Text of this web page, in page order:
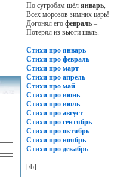
По сугробам шёл январь,
Всех морозов зимних царь!
Догонял его февраль–
Потерял из вьюги шаль.
Стихи про январь
Стихи про февраль
Стихи про март
Стихи про апрель
Стихи про май
Стихи про июнь
Стихи про июль
Стихи про август
Стихи про сентябрь
Стихи про октябрь
Стихи про ноябрь
Стихи про декабрь
[/b]